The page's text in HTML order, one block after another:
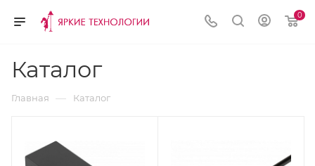
0
Каталог
Главная — Каталог